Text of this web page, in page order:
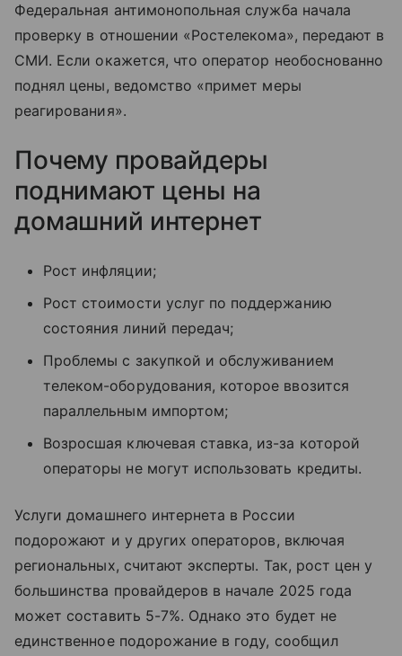
Федеральная антимонопольная служба начала
проверку в отношении «Ростелекома», передают в
СМИ. Если окажется, что оператор необоснованно
поднял цены, ведомство «примет меры
реагирования».
Почему провайдеры
поднимают цены на
домашний интернет
Рост инфляции;
Рост стоимости услуг по поддержанию
состояния линий передач;
Проблемы с закупкой и обслуживанием
телеком-оборудования, которое ввозится
параллельным импортом;
Возросшая ключевая ставка, из-за которой
операторы не могут использовать кредиты.
Услуги домашнего интернета в России
подорожают и у других операторов, включая
региональных, считают эксперты. Так, рост цен у
большинства провайдеров в начале 2025 года
может составить 5-7%. Однако это будет не
единственное подорожание в году, сообщил